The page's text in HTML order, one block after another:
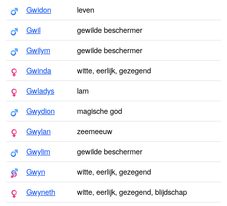
Gwidon
leven
Gwil
gewilde beschermer
Gwilym
gewilde beschermer
Gwinda
witte, eerlijk, gezegend
Gwladys
lam
Gwydion
magische god
Gwylan
zeemeeuw
Gwylim
gewilde beschermer
Gwyn
witte, eerlijk, gezegend
Gwyneth
witte, eerlijk, gezegend, blijdschap